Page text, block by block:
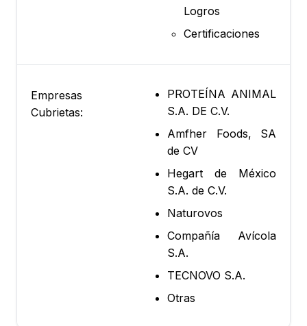
Logros
Certificaciones
Empresas
Cubrietas:
PROTEÍNA ANIMAL
S.A. DE C.V.
Amfher Foods, SA
de CV
Hegart de México
S.A. de C.V.
Naturovos
Compañía Avícola
S.A.
TECNOVO S.A.
Otras